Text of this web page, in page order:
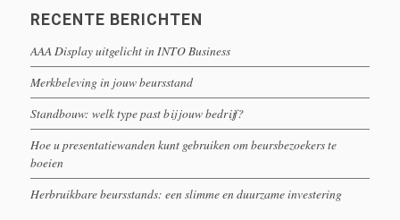
RECENTE BERICHTEN
AAA Display uitgelicht in INTO Business
Merkbeleving in jouw beursstand
Standbouw: welk type past bij jouw bedrijf?
Hoe u presentatiewanden kunt gebruiken om beursbezoekers te
boeien
Herbruikbare beursstands: een slimme en duurzame investering